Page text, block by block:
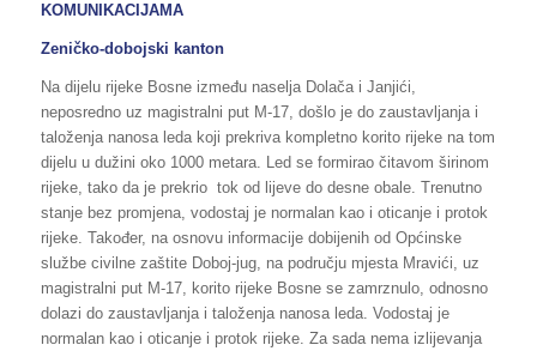
KOMUNIKACIJAMA
Zeničko-dobojski kanton
Na dijelu rijeke Bosne između naselja Dolača i Janjići,
neposredno uz magistralni put M-17, došlo je do zaustavljanja i
taloženja nanosa leda koji prekriva kompletno korito rijeke na tom
dijelu u dužini oko 1000 metara. Led se formirao čitavom širinom
rijeke, tako da je prekrio tok od lijeve do desne obale. Trenutno
stanje bez promjena, vodostaj je normalan kao i oticanje i protok
rijeke. Također, na osnovu informacije dobijenih od Općinske
službe civilne zaštite Doboj-jug, na području mjesta Mravići, uz
magistralni put M-17, korito rijeke Bosne se zamrznulo, odnosno
dolazi do zaustavljanja i taloženja nanosa leda. Vodostaj je
normalan kao i oticanje i protok rijeke. Za sada nema izlijevanja